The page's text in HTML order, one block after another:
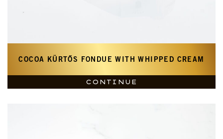
COCOA KÜRTŐS FONDUE WITH WHIPPED CREAM
CONTINUE